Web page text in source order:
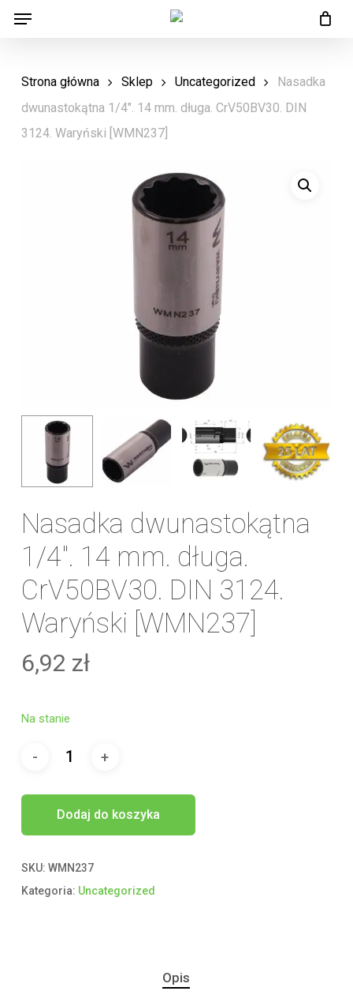
Skip
content
Menu
Strona główna Sklep Uncategorized
Nasadka
dwunastokątna 1/4″. 14 mm. długa. CrV50BV30. DIN
3124. Waryński [WMN237]
Nasadka dwunastokątna
1/4″. 14 mm. długa.
CrV50BV30. DIN 3124.
Waryński [WMN237]
6,92 zł
Na stanie
Dodaj do koszyka
SKU: WMN237
Kategoria: Uncategorized
Opis
Menu